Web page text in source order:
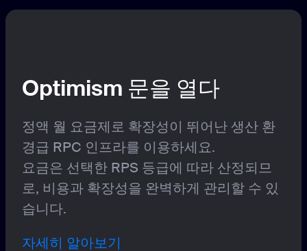
Optimism 문을 열다
정액 월 요금제로 확장성이 뛰어난 생산 환
경급 RPC 인프라를 이용하세요.
요금은 선택한 RPS 등급에 따라 산정되므
로, 비용과 확장성을 완벽하게 관리할 수 있
습니다.
자세히 알아보기